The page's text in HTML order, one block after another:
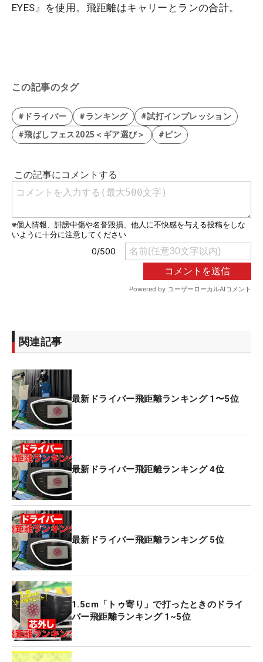
EYES』を使用。飛距離はキャリーとランの合計。
この記事のタグ
#ドライバー #ランキング
#試打インプレッション
#飛ばしフェス2025＜ギア選び＞
#ピン
関連記事
最新ドライバー飛距離ランキング 1〜5位
最新ドライバー飛距離ランキング 4位
最新ドライバー飛距離ランキング 5位
1.5cm「トゥ寄り」で打ったときのドライ
バー飛距離ランキング 1~5位